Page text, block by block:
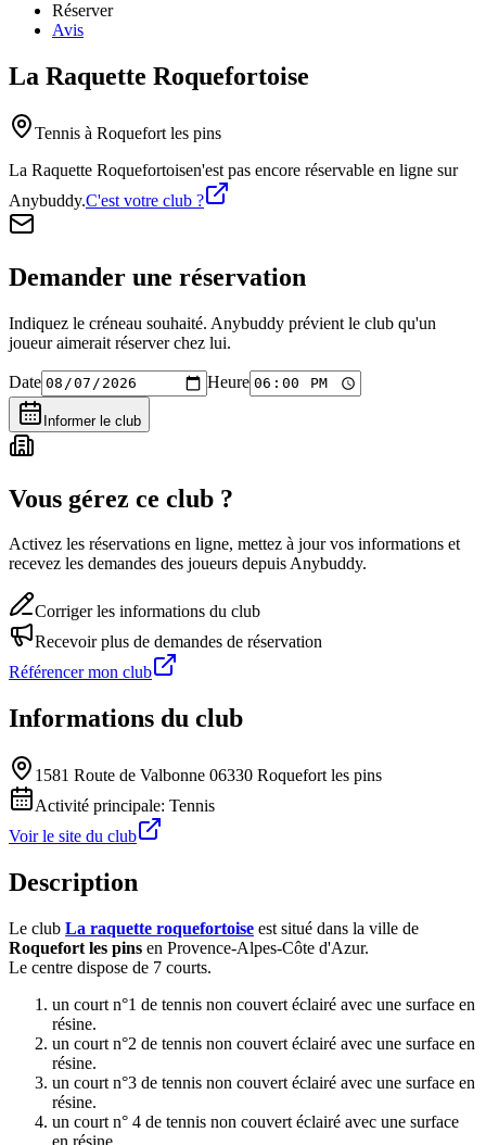
Réserver
Avis
La Raquette Roquefortoise
Tennis à Roquefort les pins
La Raquette Roquefortoisen'est pas encore réservable en ligne sur
Anybuddy.C'est votre club ?
Demander une réservation
Indiquez le créneau souhaité. Anybuddy prévient le club qu'un
joueur aimerait réserver chez lui.
Date Heure
Informer le club
Vous gérez ce club ?
Activez les réservations en ligne, mettez à jour vos informations et
recevez les demandes des joueurs depuis Anybuddy.
Corriger les informations du club
Recevoir plus de demandes de réservation
Référencer mon club
Informations du club
1581 Route de Valbonne 06330 Roquefort les pins
Activité principale: Tennis
Voir le site du club
Description
Le club La raquette roquefortoise est situé dans la ville de
Roquefort les pins en Provence-Alpes-Côte d'Azur.
Le centre dispose de 7 courts.
un court n°1 de tennis non couvert éclairé avec une surface en
résine.
un court n°2 de tennis non couvert éclairé avec une surface en
résine.
un court n°3 de tennis non couvert éclairé avec une surface en
résine.
un court n° 4 de tennis non couvert éclairé avec une surface
en résine.